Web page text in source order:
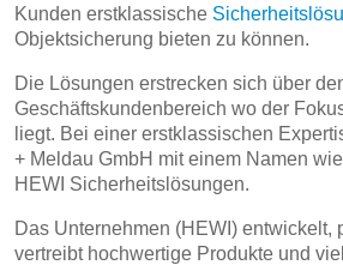
Kunden erstklassische
Objektsicherung bieten zu können.
Die Lösungen erstrecken sich über
Geschäftskundenbereich wo der
liegt. Bei einer erstklassischen
+ Meldau GmbH mit einem Namen wie
HEWI Sicherheitslösungen.
Das Unternehmen (HEWI) entwickelt,
vertreibt hochwertige Produkte und